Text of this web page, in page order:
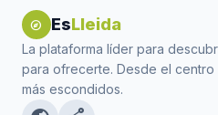
explore EsLleida
La plataforma líder para
para ofrecerte. Desde el centro
más escondidos.